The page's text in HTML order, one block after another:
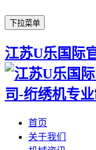
下拉菜单
江苏U乐国际
首页
关于我们